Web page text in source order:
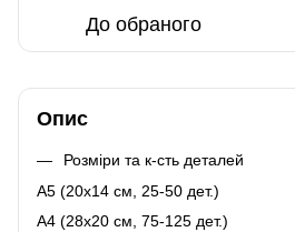
До обраного
Опис
Розміри та к-сть деталей
A5 (20х14 см, 25-50 дет.)
A4 (28x20 см, 75-125 дет.)